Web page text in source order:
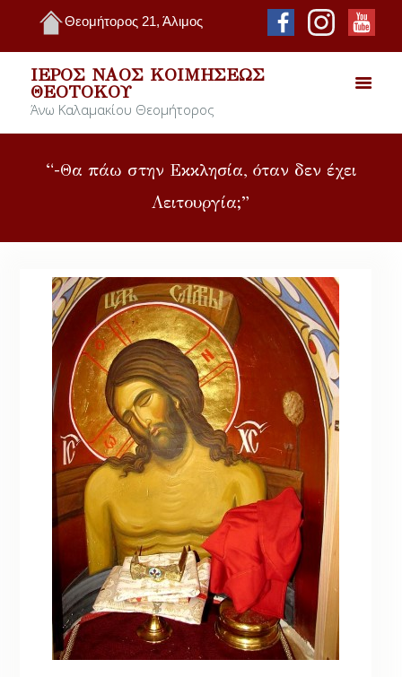
Θεομήτορος 21, Άλιμος
ΙΕΡΌΣ ΝΑΌΣ ΚΟΙΜΉΣΕΩΣ
ΘΕΟΤΌΚΟΥ
Άνω Καλαμακίου Θεομήτορος
“-Θα πάω στην Εκκλησία, όταν δεν έχει
Λειτουργία;”